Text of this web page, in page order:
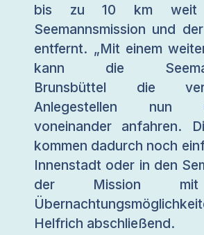
bis zu 10 km weit
Seemannsmission und
entfernt. „Mit einem
kann die
Brunsbüttel die
Anlegestellen nun
voneinander anfahren.
kommen dadurch noch
Innenstadt oder in den
der Mission mit
Helfrich abschließend.